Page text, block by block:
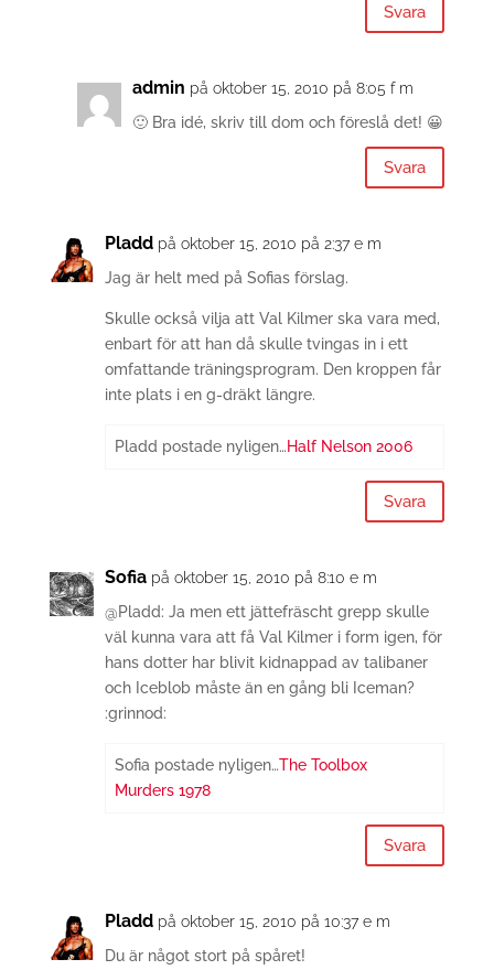
Svara
admin på oktober 15, 2010 på 8:05 f m
🙂 Bra idé, skriv till dom och föreslå det! 😀
Svara
Pladd på oktober 15, 2010 på 2:37 e m
Jag är helt med på Sofias förslag.
Skulle också vilja att Val Kilmer ska vara med,
enbart för att han då skulle tvingas in i ett
omfattande träningsprogram. Den kroppen får
inte plats i en g-dräkt längre.
Pladd postade nyligen…Half Nelson 2006
Svara
Sofia på oktober 15, 2010 på 8:10 e m
@Pladd: Ja men ett jättefräscht grepp skulle
väl kunna vara att få Val Kilmer i form igen, för
hans dotter har blivit kidnappad av talibaner
och Iceblob måste än en gång bli Iceman?
:grinnod:
Sofia postade nyligen…The Toolbox
Murders 1978
Svara
Pladd på oktober 15, 2010 på 10:37 e m
Du är något stort på spåret!